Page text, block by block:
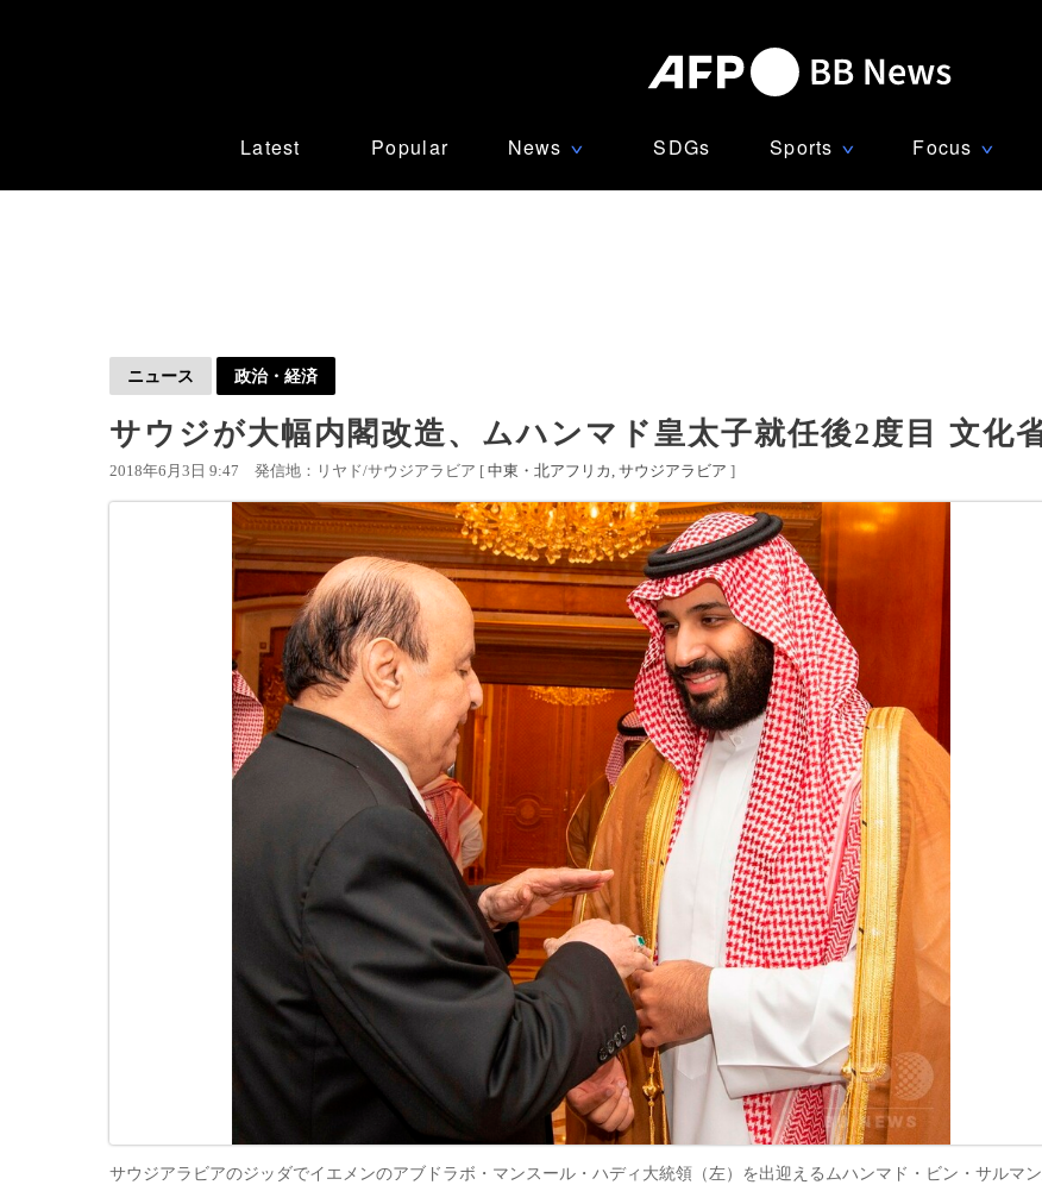
Latest Popular News ∨ SDGs Sports ∨ Focus ∨
ニュース 政治・経済
サウジが大幅内閣改造、ムハンマド皇太子就任後2度目 文化
2018年6月3日 9:47 発信地：リヤド/サウジアラビア [ 中東・北アフリカ サウジアラビア ]
サウジアラビアのジッダでイエメンのアブドラボ・マンスール・ハディ大統領（左）を出迎えるムハンマド・ビン・サルマ